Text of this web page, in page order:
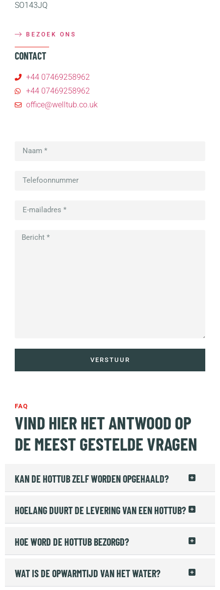
SO143JQ
BEZOEK ONS
CONTACT
+44 07469258962
+44 07469258962
office@welltub.co.uk
VERSTUUR
FAQ
VIND HIER HET ANTWOOD OP
DE MEEST GESTELDE VRAGEN
KAN DE HOTTUB ZELF WORDEN OPGEHAALD?
HOELANG DUURT DE LEVERING VAN EEN HOTTUB?
HOE WORD DE HOTTUB BEZORGD?
WAT IS DE OPWARMTIJD VAN HET WATER?